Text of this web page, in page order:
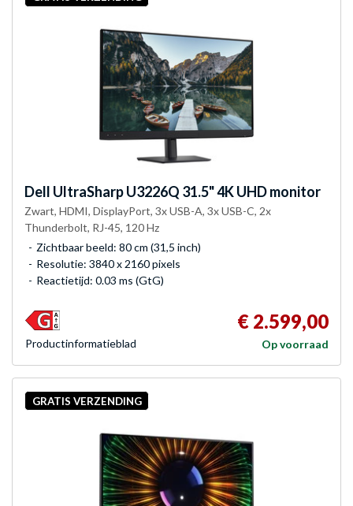
Dell UltraSharp U3226Q 31.5" 4K UHD monitor
Zwart, HDMI, DisplayPort, 3x USB-A, 3x USB-C, 2x
Thunderbolt, RJ-45, 120 Hz
Zichtbaar beeld: 80 cm (31,5 inch)
Resolutie: 3840 x 2160 pixels
Reactietijd: 0.03 ms (GtG)
€ 2.599,00
Op voorraad
Product­informatieblad
GRATIS VERZENDING